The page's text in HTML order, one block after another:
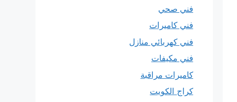
فني صحي
فني كاميرات
فني كهربائي منازل
فني مكيفات
كاميرات مراقبة
كراج الكويت